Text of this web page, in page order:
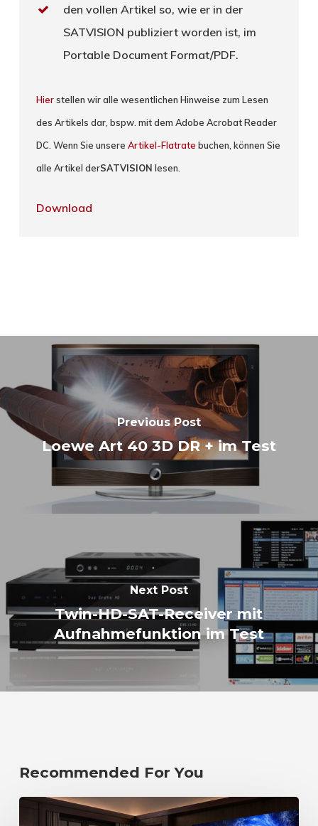
den vollen Artikel so, wie er in der
SATVISION publiziert worden ist, im
Portable Document Format/PDF.
Hierstellen wir alle wesentlichen Hinweise zum Lesen
des Artikels dar, bspw. mit dem Adobe Acrobat Reader
DC. Wenn Sie unsereArtikel-Flatrate buchen, können Sie
alle Artikel derSATVISION lesen.
Download
Previous Post
Loewe Art 40 3D DR + im Test
Next Post
Twin-HD-SAT-Receiver mit
Aufnahmefunktion im Test
Recommended For You